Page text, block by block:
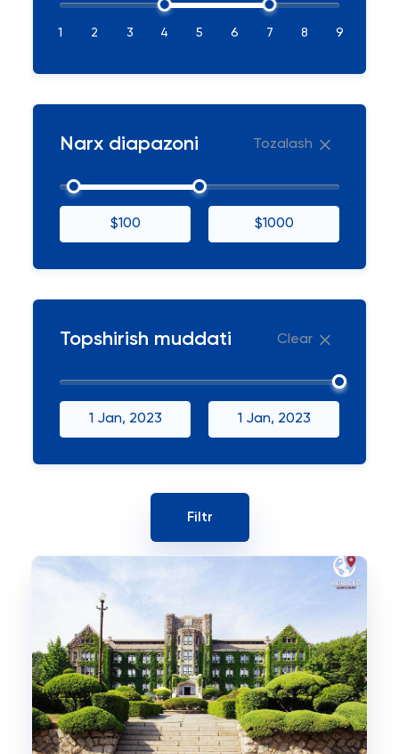
1 2 3 4 5 6 7 8 9
Narx diapazoni Tozalash
$100 $1000
Topshirish muddati Clear
1 Jan, 2023 1 Jan, 2023